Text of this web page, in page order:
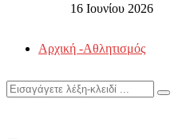
16 Ιουνίου 2026
Αρχική -Αθλητισμός
Search
Search